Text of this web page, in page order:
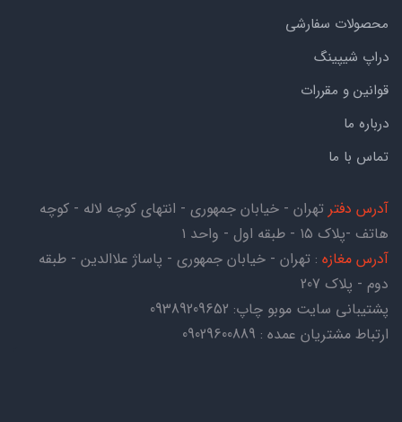
محصولات سفارشی
دراپ شیپینگ
قوانین و مقررات
درباره ما
تماس با ما
آدرس دفتر تهران - خیابان جمهوری - انتهای کوچه لاله - کوچه
هاتف -پلاک ۱۵ - طبقه اول - واحد ۱
آدرس مغازه : تهران - خیابان جمهوری - پاساژ علاالدین - طبقه
دوم - پلاک 207
پشتیبانی سایت موبو چاپ: 09389209652
ارتباط مشتریان عمده : 09029600889